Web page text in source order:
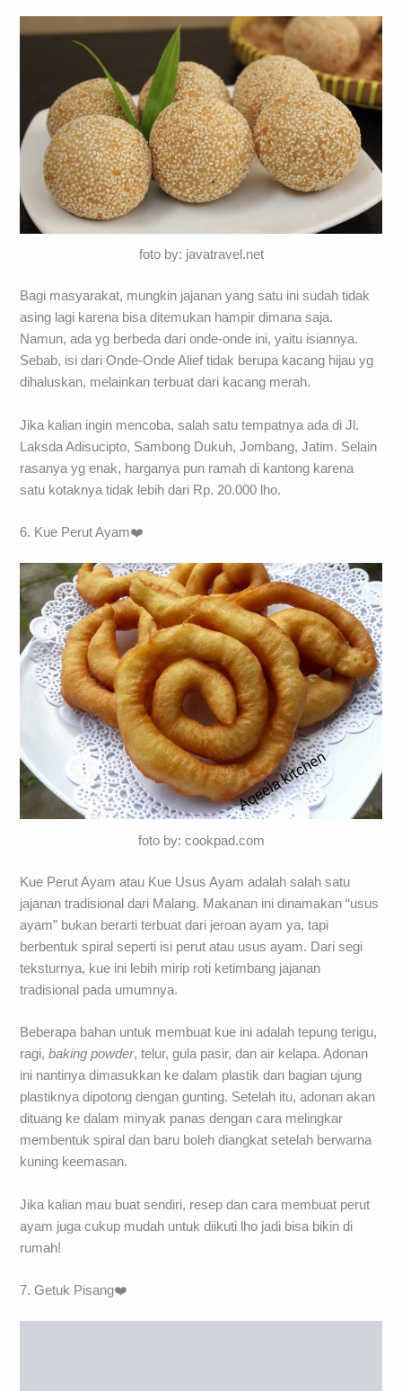
foto by: javatravel.net
Bagi masyarakat, mungkin jajanan yang satu ini sudah tidak
asing lagi karena bisa ditemukan hampir dimana saja.
Namun, ada yg berbeda dari onde-onde ini, yaitu isiannya.
Sebab, isi dari Onde-Onde Alief tidak berupa kacang hijau yg
dihaluskan, melainkan terbuat dari kacang merah.
Jika kalian ingin mencoba, salah satu tempatnya ada di Jl.
Laksda Adisucipto, Sambong Dukuh, Jombang, Jatim. Selain
rasanya yg enak, harganya pun ramah di kantong karena
satu kotaknya tidak lebih dari Rp. 20.000 lho.
6. Kue Perut Ayam❤️
foto by: cookpad.com
Kue Perut Ayam atau Kue Usus Ayam adalah salah satu
jajanan tradisional dari Malang. Makanan ini dinamakan “usus
ayam” bukan berarti terbuat dari jeroan ayam ya, tapi
berbentuk spiral seperti isi perut atau usus ayam. Dari segi
teksturnya, kue ini lebih mirip roti ketimbang jajanan
tradisional pada umumnya.
Beberapa bahan untuk membuat kue ini adalah tepung terigu,
ragi,baking powder, telur, gula pasir, dan air kelapa. Adonan
ini nantinya dimasukkan ke dalam plastik dan bagian ujung
plastiknya dipotong dengan gunting. Setelah itu, adonan akan
dituang ke dalam minyak panas dengan cara melingkar
membentuk spiral dan baru boleh diangkat setelah berwarna
kuning keemasan.
Jika kalian mau buat sendiri, resep dan cara membuat perut
ayam juga cukup mudah untuk diikuti lho jadi bisa bikin di
rumah!
7. Getuk Pisang❤️